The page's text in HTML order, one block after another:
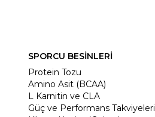
SPORCU BESİNLERİ
Protein Tozu
Amino Asit (BCAA)
L Karnitin ve CLA
Güç ve Performans Takviyeleri